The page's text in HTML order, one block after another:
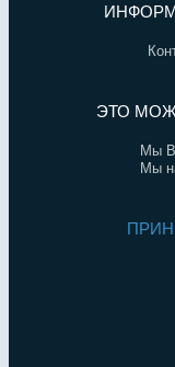
ЭТО
Мы
Мы